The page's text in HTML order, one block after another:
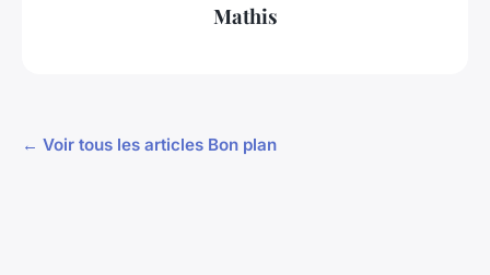
Mathis
← Voir tous les articles Bon plan